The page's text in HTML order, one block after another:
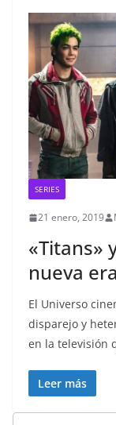
SERIES
21 enero, 2019
«Titans»
nueva
El Universo
disparejo y
en la televisión
Leer más